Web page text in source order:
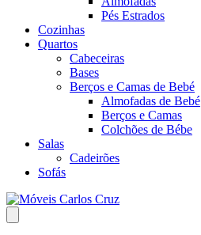
Pés Estrados
Cozinhas
Quartos
Cabeceiras
Bases
Berços e Camas de Bebé
Almofadas de Bebé
Berços e Camas
Colchões de Bébe
Salas
Cadeirões
Sofás